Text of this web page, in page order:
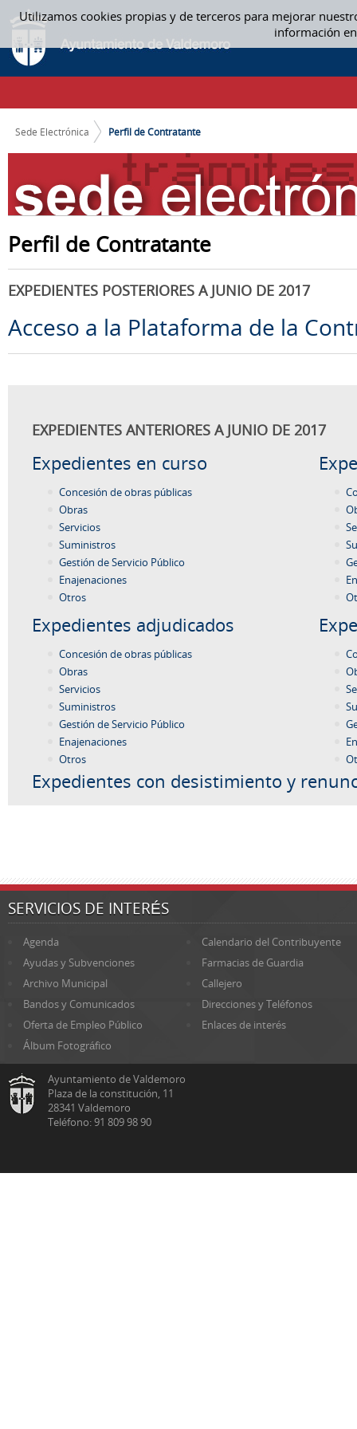
Utilizamos cookies propias y de terceros para mejorar
información
Saltar al contenido
PERFIL DE CONTRATANTE
CAMINO DE MIGAS
Sede Electrónica Perfil de Contratante
Perfil de Contratante
EXPEDIENTES POSTERIORES A JUNIO DE 2017
Acceso a la Plataforma de la
EXPEDIENTES ANTERIORES A JUNIO DE 2017
Expedientes en curso
Concesión de obras públicas
Obras
Servicios
Suministros
Gestión de Servicio Público
Enajenaciones
Otros
Expedientes adjudicados
Concesión de obras públicas
Obras
Servicios
Suministros
Gestión de Servicio Público
Enajenaciones
Otros
Expedientes con desistimiento y
SERVICIOS DE INTERÉS
Agenda
Calendario del Contribuyente
Ayudas y Subvenciones
Farmacias de Guardia
Archivo Municipal
Callejero
Bandos y Comunicados
Direcciones y Teléfonos
Oferta de Empleo Público
Enlaces de interés
Álbum Fotográfico
Ayuntamiento de Valdemoro
Plaza de la constitución, 11
28341 Valdemoro
Teléfono: 91 809 98 90